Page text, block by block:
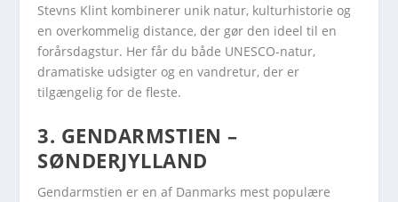
Stevns Klint kombinerer unik natur, kulturhistorie og
en overkommelig distance, der gør den ideel til en
forårsdagstur. Her får du både UNESCO-natur,
dramatiske udsigter og en vandretur, der er
tilgængelig for de fleste.
3. GENDARMSTIEN –
SØNDERJYLLAND
Gendarmstien er en af Danmarks mest populære